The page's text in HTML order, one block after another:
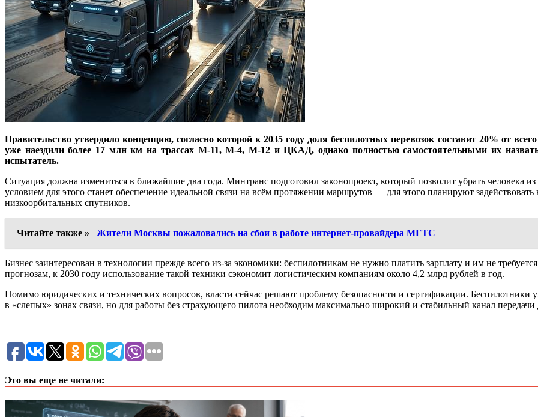
Правительство утвердило концепцию, согласно которой к 2035 году доля беспилотных перевозок составит 20% от
уже наездили более 17 млн км на трассах М-11, М-4, М-12 и ЦКАД, однако полностью самостоятельными их назвать
испытатель.
Ситуация должна измениться в ближайшие два года. Минтранс подготовил законопроект, который позволит убрать человека
условием для этого станет обеспечение идеальной связи на всём протяжении маршрутов — для этого планируют
низкоорбитальных спутников.
Читайте также » Жители Москвы пожаловались на сбои в работе интернет-провайдера МГТС
Бизнес заинтересован в технологии прежде всего из-за экономики: беспилотникам не нужно платить зарплату и им не
прогнозам, к 2030 году использование такой техники сэкономит логистическим компаниям около 4,2 млрд рублей в год.
Помимо юридических и технических вопросов, власти сейчас решают проблему безопасности и сертификации.
в «слепых» зонах связи, но для работы без страхующего пилота необходим максимально широкий и стабильный канал
Это вы еще не читали: